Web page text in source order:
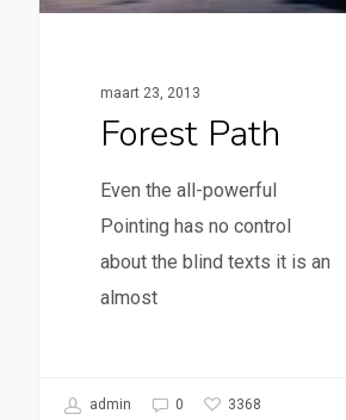
maart 23, 2013
Forest Path
Even the all-powerful
Pointing has no control
about the blind texts it is an
almost
admin 0 3368